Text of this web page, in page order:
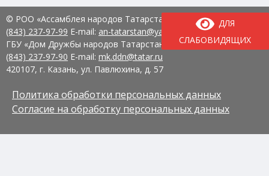
ДЛЯ
СЛАБОВИДЯЩИХ
© РОО «Ассамблея народов Татарстана» Тел.:8
(843) 237-97-99 E-mail: an-tatarstan@yandex.ru
ГБУ «Дом Дружбы народов Татарстана» Тел.:8
(843) 237-97-90 E-mail: mk.ddn@tatar.ru
420107, г. Казань, ул. Павлюхина, д. 57
Политика обработки персональных данных
Согласие на обработку персональных данных